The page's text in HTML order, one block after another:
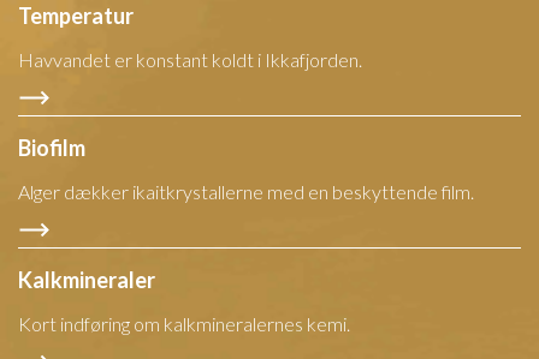
Temperatur
Havvandet er konstant koldt i Ikkafjorden.
Biofilm
Alger dækker ikaitkrystallerne med en beskyttende film.
Kalkmineraler
Kort indføring om kalkmineralernes kemi.